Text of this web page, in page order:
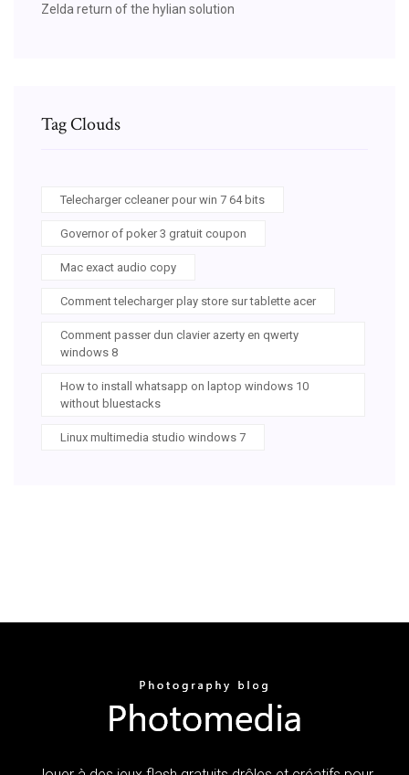
Zelda return of the hylian solution
Tag Clouds
Telecharger ccleaner pour win 7 64 bits
Governor of poker 3 gratuit coupon
Mac exact audio copy
Comment telecharger play store sur tablette acer
Comment passer dun clavier azerty en qwerty
windows 8
How to install whatsapp on laptop windows 10
without bluestacks
Linux multimedia studio windows 7